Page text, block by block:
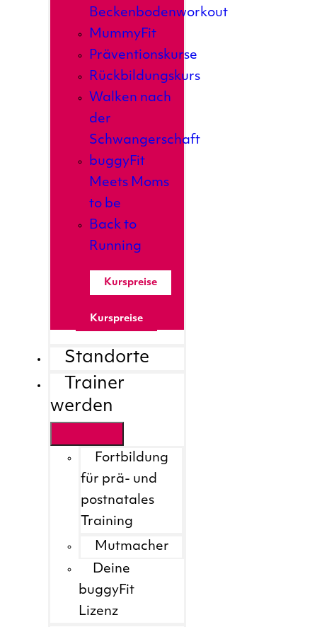
Beckenbodenworkout
MummyFit
Präventionskurse
Rückbildungskurs
Walken nach
der
Schwangerschaft
buggyFit
Meets Moms
to be
Back to
Running
Kurspreise
Kurspreise
Standorte
Trainer
werden
Fortbildung
für prä- und
postnatales
Training
Mutmacher
Deine
buggyFit
Lizenz